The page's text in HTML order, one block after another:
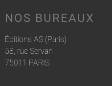
NOS BUREAUX
Éditions AS (Paris)
58, rue Servan
75011 PARIS